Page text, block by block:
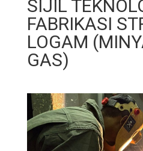
SIJIL
FABRIKASI
LOGAM
GAS)